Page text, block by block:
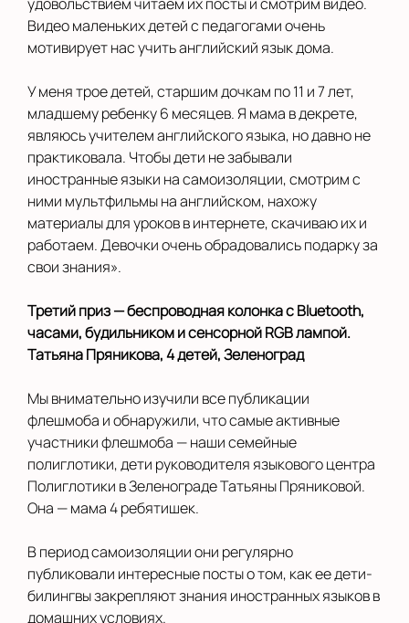
Видео маленьких детей с педагогами очень
мотивирует нас учить английский язык дома.
У меня трое детей, старшим дочкам по 11 и 7 лет,
младшему ребенку 6 месяцев. Я мама в декрете,
являюсь учителем английского языка, но давно не
практиковала. Чтобы дети не забывали
иностранные языки на самоизоляции, смотрим с
ними мультфильмы на английском, нахожу
материалы для уроков в интернете, скачиваю их и
работаем. Девочки очень обрадовались подарку за
свои знания».
Третий приз — беспроводная колонка с Bluetooth,
часами, будильником и сенсорной RGB лампой.
Татьяна Пряникова, 4 детей, Зеленоград
Мы внимательно изучили все публикации
флешмоба и обнаружили, что самые активные
участники флешмоба — наши семейные
полиглотики, дети руководителя языкового центра
Полиглотики в Зеленограде Татьяны Пряниковой.
Она — мама 4 ребятишек.
В период самоизоляции они регулярно
публиковали интересные посты о том, как ее дети-
билингвы закрепляют знания иностранных языков в
домашних условиях.